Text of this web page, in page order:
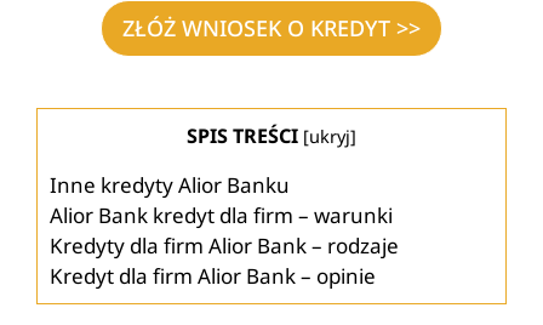
ZŁÓŻ WNIOSEK O KREDYT >>
SPIS TREŚCI [ukryj]
Inne kredyty Alior Banku
Alior Bank kredyt dla firm – warunki
Kredyty dla firm Alior Bank – rodzaje
Kredyt dla firm Alior Bank – opinie